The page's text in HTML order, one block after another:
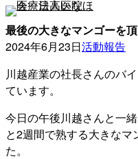
内
容
を
キ
ッ
プ
最後の大きなマンゴーを頂
2024年6月23日活動報告
川越産業の社長さんのバ
ています。
今日の午後川越さんと一
と2週間で熟する大きな
た。